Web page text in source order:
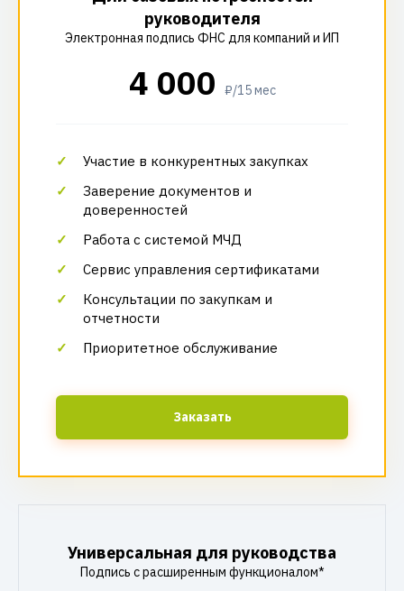
руководителя
Электронная подпись ФНС для компаний и ИП
4 000 ₽/15 мес
Участие в конкурентных закупках
Заверение документов и
доверенностей
Работа с системой МЧД
Сервис управления сертификатами
Консультации по закупкам и
отчетности
Приоритетное обслуживание
Заказать
Универсальная для руководства
Подпись с расширенным функционалом*